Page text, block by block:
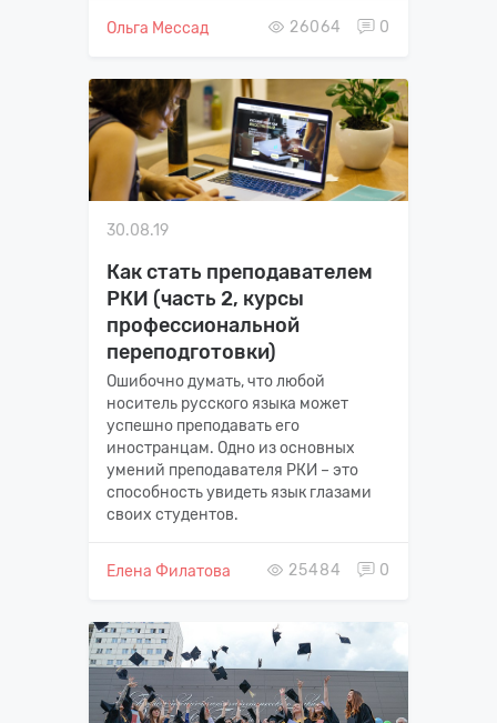
Ольга Мессад 26064 0
30.08.19
Как стать преподавателем
РКИ (часть 2, курсы
профессиональной
переподготовки)
Ошибочно думать, что любой
носитель русского языка может
успешно преподавать его
иностранцам. Одно из основных
умений преподавателя РКИ – это
способность увидеть язык глазами
своих студентов.
Елена Филатова 25484 0